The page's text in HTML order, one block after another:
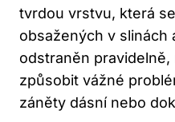
tvrdou vrstvu, která
obsažených v slinách
odstraněn
způsobit vážné
záněty dásní nebo